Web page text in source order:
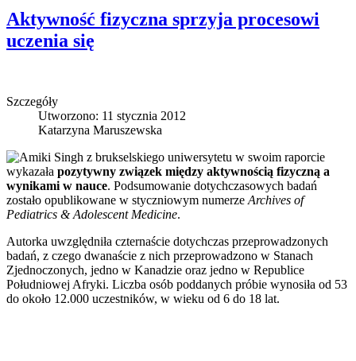
Aktywność fizyczna sprzyja procesowi
uczenia się
Szczegóły
Utworzono: 11 stycznia 2012
Katarzyna Maruszewska
Amiki Singh z brukselskiego uniwersytetu w swoim raporcie
wykazała pozytywny związek między aktywnością fizyczną a
wynikami w nauce. Podsumowanie dotychczasowych badań
zostało opublikowane w styczniowym numerze Archives of
Pediatrics & Adolescent Medicine.
Autorka uwzględniła czternaście dotychczas przeprowadzonych
badań, z czego dwanaście z nich przeprowadzono w Stanach
Zjednoczonych, jedno w Kanadzie oraz jedno w Republice
Południowej Afryki. Liczba osób poddanych próbie wynosiła od 53
do około 12.000 uczestników, w wieku od 6 do 18 lat.